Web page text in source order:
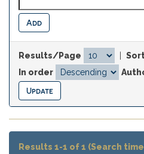
Results/Page
In order
Results 1-1 of 1 (Search